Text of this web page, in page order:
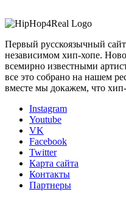
Первый русскоязычный
независимом хип-хопе.
всемирно известными
все это собрано на нашем
вместе мы докажем, что
Instagram
Youtube
VK
Facebook
Twitter
Карта сайта
Контакты
Партнеры